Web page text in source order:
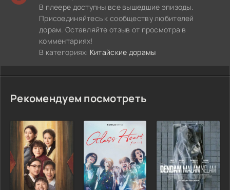
В плеере доступны все вышедшие эпизоды.
Присоединяйтесь к сообществу любителей
дорам. Оставляйте отзыв от просмотра в
комментариях!
В категориях: Китайские дорамы
Рекомендуем посмотреть